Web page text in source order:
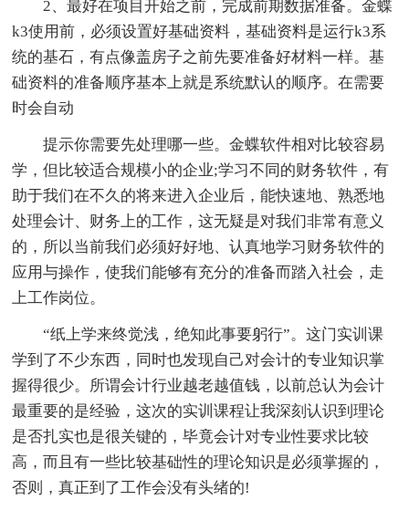
2、最好在项目开始之前，完成前期数据准备。金蝶
k3使用前，必须设置好基础资料，基础资料是运行k3系
统的基石，有点像盖房子之前先要准备好材料一样。基
础资料的准备顺序基本上就是系统默认的顺序。在需要
时会自动
提示你需要先处理哪一些。金蝶软件相对比较容易
学，但比较适合规模小的企业;学习不同的财务软件，有
助于我们在不久的将来进入企业后，能快速地、熟悉地
处理会计、财务上的工作，这无疑是对我们非常有意义
的，所以当前我们必须好好地、认真地学习财务软件的
应用与操作，使我们能够有充分的准备而踏入社会，走
上工作岗位。
“纸上学来终觉浅，绝知此事要躬行”。这门实训课
学到了不少东西，同时也发现自己对会计的专业知识掌
握得很少。所谓会计行业越老越值钱，以前总认为会计
最重要的是经验，这次的实训课程让我深刻认识到理论
是否扎实也是很关键的，毕竟会计对专业性要求比较
高，而且有一些比较基础性的理论知识是必须掌握的，
否则，真正到了工作会没有头绪的!